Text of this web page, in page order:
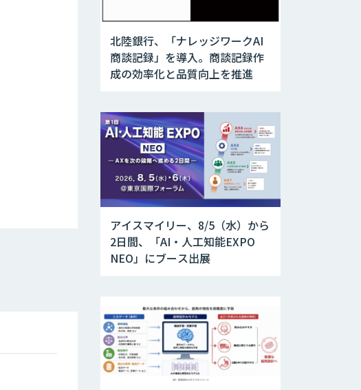
北陸銀行、「ナレッジワークAI
商談記録」を導入。商談記録作
成の効率化と品質向上を推進
アイスマイリー、8/5（水）から
2日間、「AI・人工知能EXPO
NEO」にブース出展